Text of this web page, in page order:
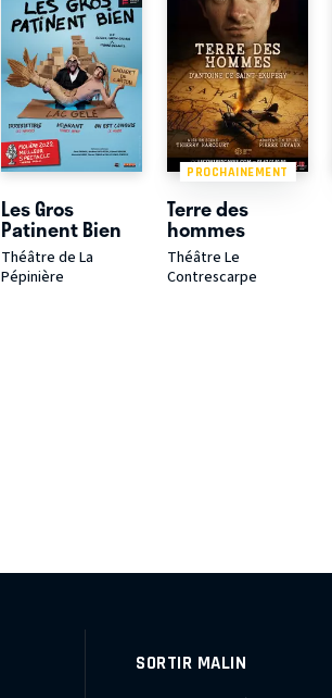
Les Gros
Patinent Bien
Théâtre de La
Pépinière
PROCHAINEMENT
Terre des
hommes
Théâtre Le
Contrescarpe
SORTIR MALIN